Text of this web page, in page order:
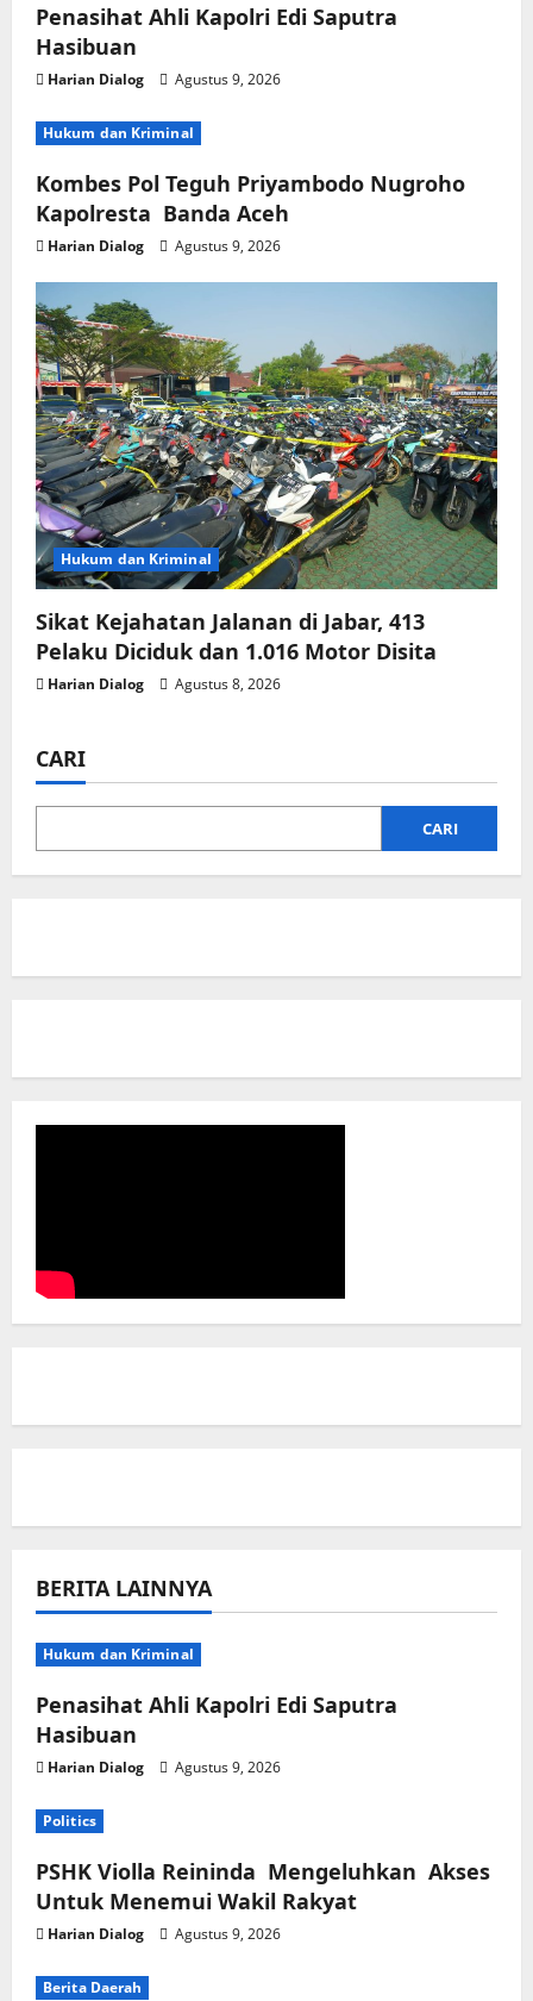
Penasihat Ahli Kapolri Edi Saputra
Hasibuan
Harian Dialog Agustus 9, 2026
Hukum dan Kriminal
Kombes Pol Teguh Priyambodo Nugroho
Kapolresta Banda Aceh
Harian Dialog Agustus 9, 2026
Hukum dan Kriminal
Sikat Kejahatan Jalanan di Jabar, 413
Pelaku Diciduk dan 1.016 Motor Disita
Harian Dialog Agustus 8, 2026
CARI
CARI
BERITA LAINNYA
Hukum dan Kriminal
Penasihat Ahli Kapolri Edi Saputra
Hasibuan
Harian Dialog Agustus 9, 2026
Politics
PSHK Violla Reininda Mengeluhkan Akses
Untuk Menemui Wakil Rakyat
Harian Dialog Agustus 9, 2026
Berita Daerah